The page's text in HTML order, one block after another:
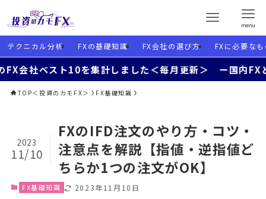
menu
テクニカル分析 FXの基礎知識 FX会社の選び方 FXに必要な
ト10を集計しました＜毎月更新＞ ー国内FXと海外FX
TOP＜投資のカモFX＞ FX基礎知識
FXのIFD注文のやり方・コツ・
注意点を解説【指値・逆指値ど
ちらか1つの注文がOK】
2023
11/10
FX基礎知識 2023年11月10日